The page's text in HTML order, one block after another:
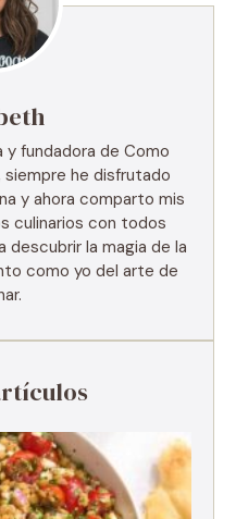
y fundadora de Como
siempre he disfrutado
y ahora comparto mis
culinarios con todos
descubrir la magia de la
como yo del arte de